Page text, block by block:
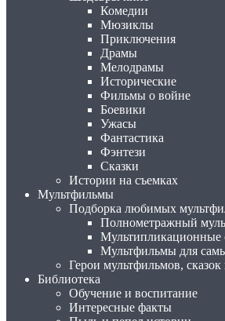
Комедии
Мюзиклы
Приключения
Драмы
Мелодрамы
Исторические
Фильмы о войне
Боевики
Ужасы
Фантастика
Фэнтези
Сказки
Истории на съемках
Мультфильмы
Подборка любимых
Полнометражный
Мультипликационные
Мультфильмы для
Герои мультфильмов, сказок
Библиотека
Обучение и воспитание
Интересные факты